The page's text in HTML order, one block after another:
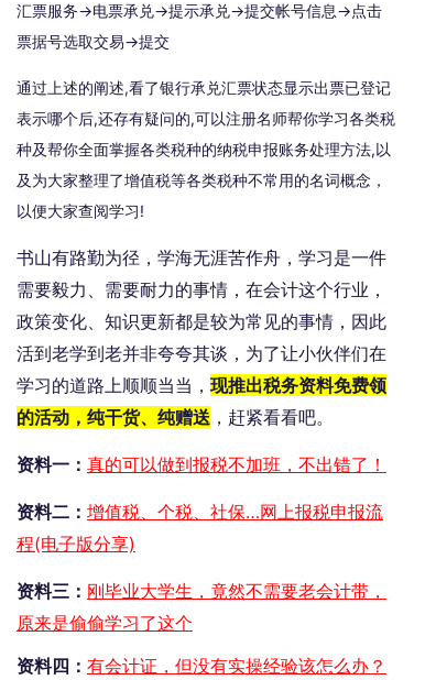
汇票服务→电票承兑→提示承兑→提交帐号信息→点击
票据号选取交易→提交
通过上述的阐述,看了银行承兑汇票状态显示出票已登记
表示哪个后,还存有疑问的,可以注册名师帮你学习各类税
种及帮你全面掌握各类税种的纳税申报账务处理方法,以
及为大家整理了增值税等各类税种不常用的名词概念，
以便大家查阅学习!
书山有路勤为径，学海无涯苦作舟，学习是一件
需要毅力、需要耐力的事情，在会计这个行业，
政策变化、知识更新都是较为常见的事情，因此
活到老学到老并非夸夸其谈，为了让小伙伴们在
学习的道路上顺顺当当， 现推出税务资料免费领
的活动，纯干货、纯赠送 ，赶紧看看吧。
资料一： 真的可以做到报税不加班，不出错了！
资料二： 增值税、个税、社保…网上报税申报流
程(电子版分享)
资料三： 刚毕业大学生，竟然不需要老会计带，
原来是偷偷学习了这个
资料四： 有会计证，但没有实操经验该怎么办？